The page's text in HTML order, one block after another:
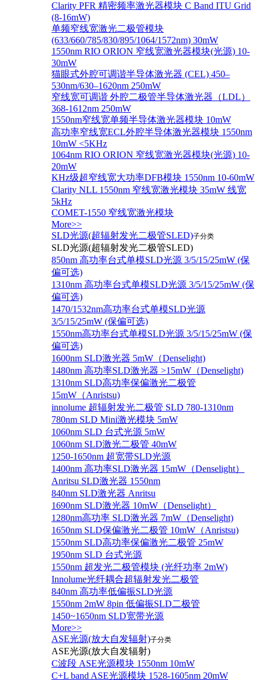
Clarity PFR 精密频率激光器模块 C Band ITU Grid
(8-16mW)
单频窄线宽激光二极管模块
(633/660/785/830/895/1064/1572nm) 30mW
1550nm RIO ORION 窄线宽激光器模块(光源) 10-
30mW
猫眼式外腔可调谐半导体激光器 (CEL) 450–
530nm/630–1620nm 250mW
窄线宽可调谐 外腔二极管半导体激光器（LDL）
368-1612nm 250mW
1550nm窄线宽单频半导体激光器模块 10mW
高功率窄线宽ECL外腔半导体激光器模块 1550nm
10mW <5KHz
1064nm RIO ORION 窄线宽激光器模块(光源) 10-
20mW
KHz级超窄线宽大功率DFB模块 1550nm 10-60mW
Clarity NLL 1550nm 窄线宽激光模块 35mW 线宽
5kHz
COMET-1550 窄线宽激光模块
More>>
SLD光源(超辐射发光二极管SLED)子分类
SLD光源(超辐射发光二极管SLED)
850nm 高功率台式单模SLD光源 3/5/15/25mW (保
偏可选)
1310nm 高功率台式单模SLD光源 3/5/15/25mW (保
偏可选)
1470/1532nm高功率台式单模SLD光源
3/5/15/25mW (保偏可选)
1550nm高功率台式单模SLD光源 3/5/15/25mW (保
偏可选)
1600nm SLD激光器 5mW（Denselight)
1480nm 高功率SLD激光器 >15mW（Denselight)
1310nm SLD高功率保偏激光二极管
15mW（Anristsu)
innolume 超辐射发光二极管 SLD 780-1310nm
780nm SLD Mini激光模块 5mW
1060nm SLD 台式光源 5mW
1060nm SLD激光二极管 40mW
1250-1650nm 超宽带SLD光源
1400nm 高功率SLD激光器 15mW（Denselight）
Anritsu SLD激光器 1550nm
840nm SLD激光器 Anritsu
1690nm SLD激光器 10mW（Denselight）
1280nm高功率 SLD激光器 7mW（Denselight)
1650nm SLD保偏激光二极管 10mW（Anristsu)
1550nm SLD高功率保偏激光二极管 25mW
1950nm SLD 台式光源
1550nm 超发光二极管模块 (光纤功率 2mW)
Innolume光纤耦合超辐射发光二极管
840nm 高功率低偏振SLD光源
1550nm 2mW 8pin 低偏振SLD二极管
1450~1650nm SLD宽带光源
More>>
ASE光源(放大自发辐射)子分类
ASE光源(放大自发辐射)
C波段 ASE光源模块 1550nm 10mW
C+L band ASE光源模块 1528-1605nm 20mW